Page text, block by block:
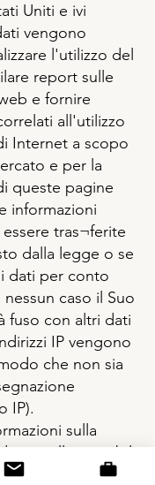
Uniti e ivi
vengono
l'utilizzo del
report sulle
e fornire
all'utilizzo
Internet a scopo
e per la
queste pagine
informazioni
tras¬ferite
dalla legge o se
dati per conto
caso il Suo
fuso con altri dati
IP vengono
che non sia
IP).
sulla
e sulle possibili
a Google